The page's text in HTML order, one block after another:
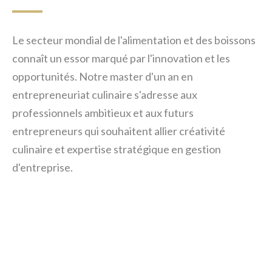
Le secteur mondial de l'alimentation et des boissons
connaît un essor marqué par l'innovation et les
opportunités. Notre master d'un an en
entrepreneuriat culinaire s'adresse aux
professionnels ambitieux et aux futurs
entrepreneurs qui souhaitent allier créativité
culinaire et expertise stratégique en gestion
d'entreprise.